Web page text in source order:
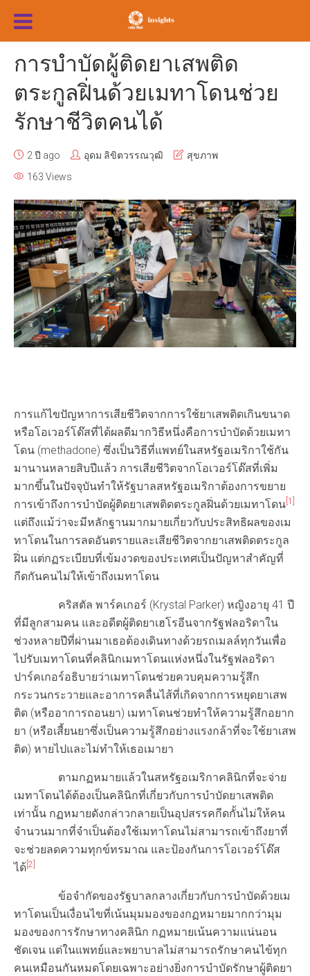
การบำบัดผู้ติดยาเสพติด
ตระกูลฝิ่นด้วยเมทาโดนช่วย
รักษาชีวิตคนได้
2 ปี ago อุดม ลิขิตวรรณวุฒิ
สุขภาพ
163 Views
การแก้ไขปัญหาการเสียชีวิตจากการใช้ยาเสพติดเกินขนาด
หรือโอเวอร์โด๊สที่ได้ผลดีมากวิธีหนึ่งคือการบำบัดด้วยเมทา
โดน (methadone) ซึ่งเป็นวิธีที่แพทย์ในสหรัฐอเมริกาใช้กัน
มานานหลายสิบปีแล้ว การเสียชีวิตจากโอเวอร์โด๊สที่เพิ่ม
มากขึ้นในปัจจุบันทำให้รัฐบาลสหรัฐอเมริกาต้องการขยาย
การเข้าถึงการบำบัดผู้ติดยาเสพติดตระกูลฝิ่นด้วยเมทาโดน [1]
แต่ถึงแม้ว่าจะมีหลักฐานมากมายเกี่ยวกับประสิทธิผลของเม
ทาโดนในการลดอันตรายและเสียชีวิตจากยาเสพติดตระกูล
ฝิ่น แต่กฏระเบียบที่เข้มงวดของประเทศเป็นปัญหาสำคัญที่
กีดกันคนไม่ให้เข้าถึงเมทาโดน
คริสตัล พาร์คเกอร์ (Krystal Parker) หญิงอายุ 41 ปี
ที่มีลูกสามคน และอดีตผู้ติดยาเฮโรอีนจากรัฐฟลอริดาใน
ช่วงหลายปีที่ผ่านมาเธอต้องเดินทางด้วยรถเมลล์ทุกวันเพื่อ
ไปรับเมทาโดนที่คลินิกเมทาโดนแห่งหนึ่งในรัฐฟลอริดา​
ปาร์คเกอร์อธิบายว่าเมทาโดนช่วยควบคุมความรู้สึก
กระวนกระวายและอาการคลื่นไส้ที่เกิดจากการหยุดยาเสพ
ติด (หรืออาการถอนยา) เมทาโดนช่วยทำให้ความรู้สึกอยาก
ยา (หรือเสี้ยนยาซึ่งเป็นความรู้สึกอย่างแรงกล้าที่จะใช้ยาเสพ
ติด) หายไปและไม่ทำให้เธอเมายา
ตามกฏหมายแล้วในสหรัฐอเมริกาคลินิกที่จะจ่าย
เมทาโดนได้ต้องเป็นคลินิกที่เกี่ยวกับการบำบัดยาเสพติด
เท่านั้น กฏหมายดังกล่าวกลายเป็นอุปสรรคกีดกั้นไม่ให้คน
จำนวนมากที่จำเป็นต้องใช้เมทาโดนไม่สามารถเข้าถึงยาที่
จะช่วยลดความทุกข์ทรมาณ และป้องกันการโอเวอร์โด๊ส
ได้ [2]
ข้อจำกัดของรัฐบาลกลางเกี่ยวกับการบำบัดด้วยเม
ทาโดนเป็นเงื่อนไขที่เน้นมุมมองของกฏหมายมากกว่ามุม
มองของการรักษาทางคลินิก กฏหมายเน้นความแน่นอน
ชัดเจน แต่ในแพทย์และพยาบาลไม่สามารถรักษาคนไข้ทุก
คนเหมือนกันหมดโดยเฉพาะอย่างยิ่งการบำบัดรักษาผู้ติดยา